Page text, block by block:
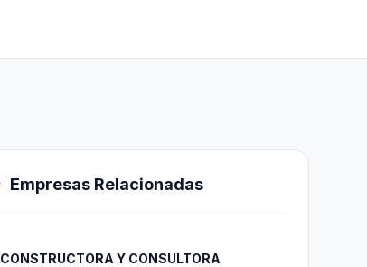
Empresas Relacionadas
CONSTRUCTORA Y CONSULTORA